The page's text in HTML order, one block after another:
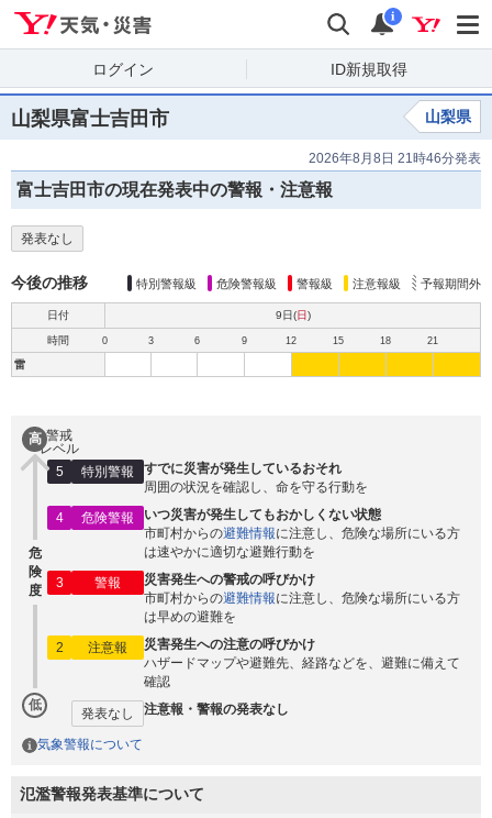
検索 通知
i
ログイン ID新規取得
山梨県富士吉田市 山梨県
2026年8月8日 21時46分発表
富士吉田市の現在発表中の警報・注意報
発表なし
今後の推移 特別警報級 危険警報級 警報級 注意報級 予報期間外
日付 9日(日)
時間 0 3 6 9 12 15 18 21
雷
高
危
険
度
低
警戒
レベル
5
特別警報
すでに災害が発生しているおそれ
周囲の状況を確認し、命を守る行動を
4
危険警報
いつ災害が発生してもおかしくない状態
市町村からの避難情報に注意し、危険な場所にいる方
は速やかに適切な避難行動を
3
警報
災害発生への警戒の呼びかけ
市町村からの避難情報に注意し、危険な場所にいる方
は早めの避難を
2
注意報
災害発生への注意の呼びかけ
ハザードマップや避難先、経路などを、避難に備えて
確認
発表なし 注意報・警報の発表なし
気象警報について
氾濫警報発表基準について